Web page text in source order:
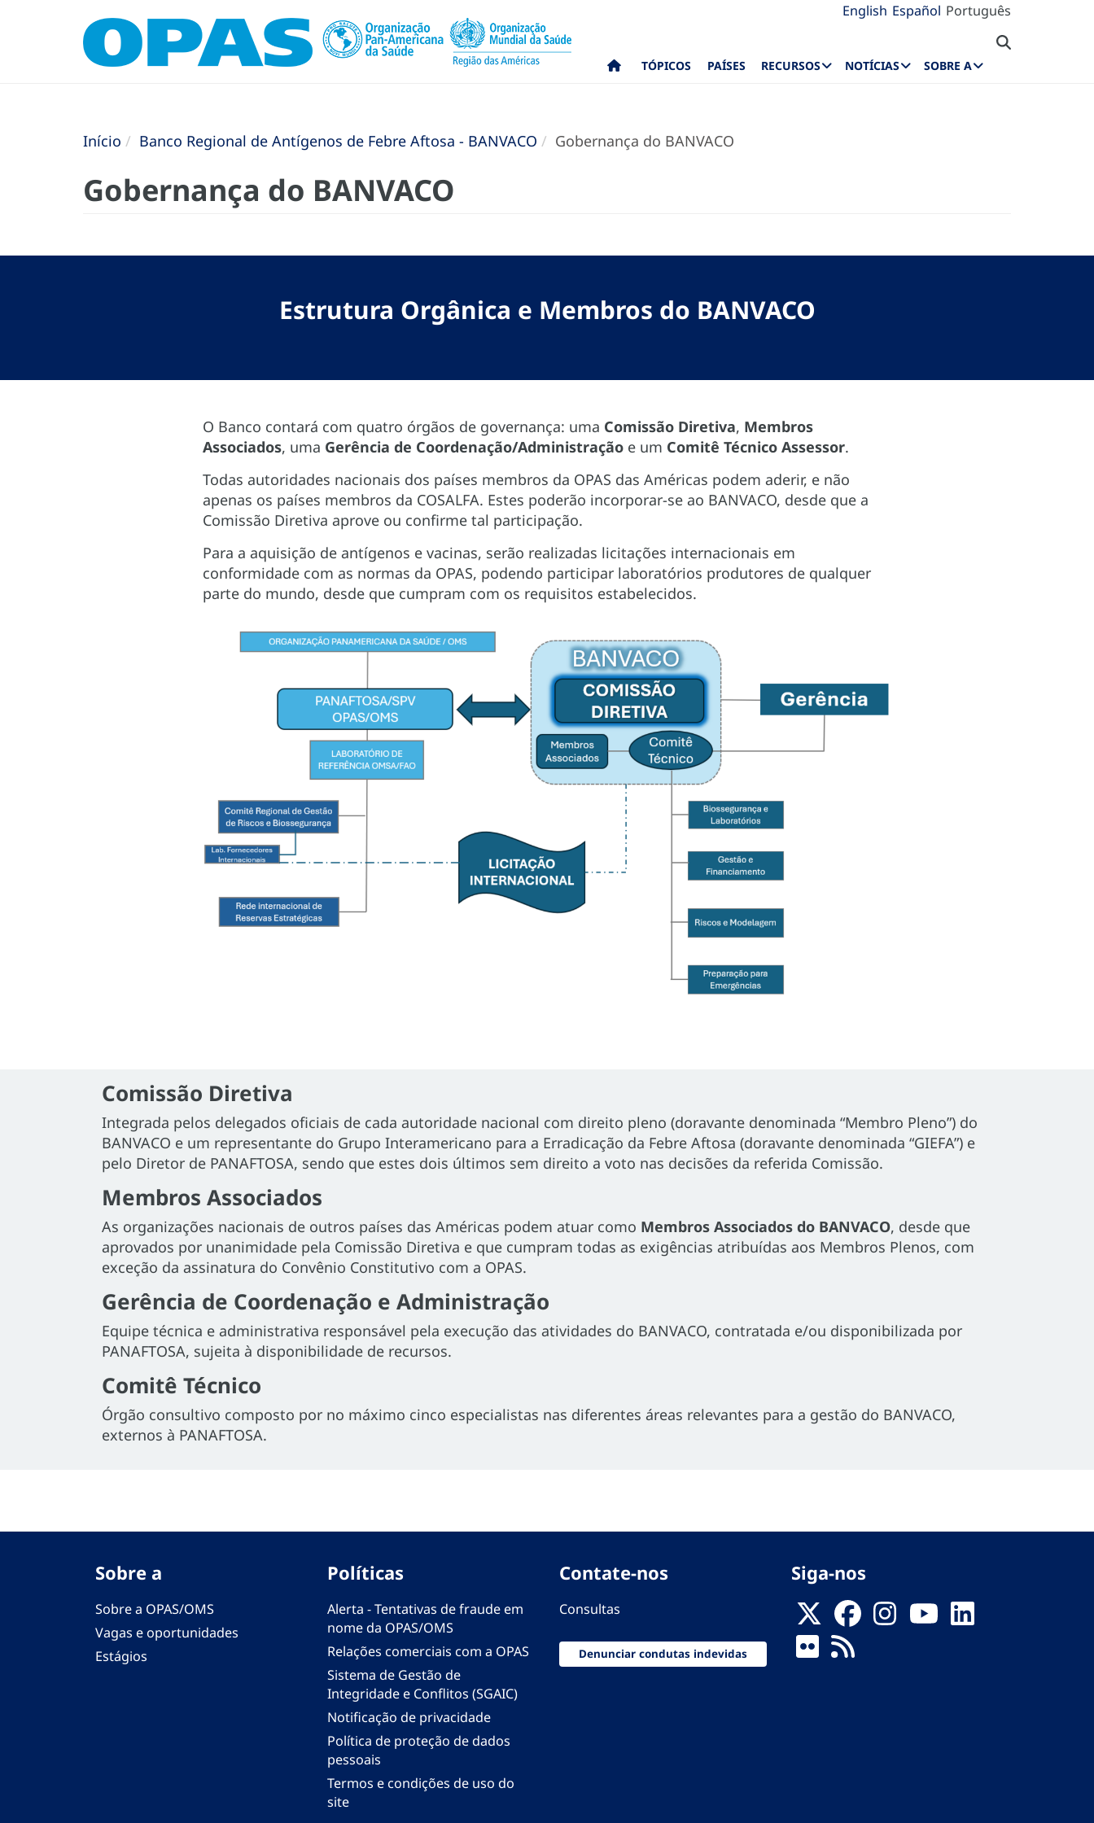
English Español Português
TÓPICOS PAÍSES RECURSOS NOTÍCIAS SOBRE A
Início Banco Regional de Antígenos de Febre Aftosa - BANVACO Gobernança do BANVACO
Gobernança do BANVACO
Estrutura Orgânica e Membros do BANVACO
O Banco contará com quatro órgãos de governança: uma Comissão Diretiva, Membros
Associados, uma Gerência de Coordenação/Administração e um Comitê Técnico Assessor.
Todas autoridades nacionais dos países membros da OPAS das Américas podem aderir, e não
apenas os países membros da COSALFA. Estes poderão incorporar-se ao BANVACO, desde que a
Comissão Diretiva aprove ou confirme tal participação.
Para a aquisição de antígenos e vacinas, serão realizadas licitações internacionais em
conformidade com as normas da OPAS, podendo participar laboratórios produtores de qualquer
parte do mundo, desde que cumpram com os requisitos estabelecidos.
Comissão Diretiva
Integrada pelos delegados oficiais de cada autoridade nacional com direito pleno (doravante denominada “Membro Pleno”) do
BANVACO e um representante do Grupo Interamericano para a Erradicação da Febre Aftosa (doravante denominada “GIEFA”) e
pelo Diretor de PANAFTOSA, sendo que estes dois últimos sem direito a voto nas decisões da referida Comissão.
Membros Associados
As organizações nacionais de outros países das Américas podem atuar como Membros Associados do BANVACO, desde que
aprovados por unanimidade pela Comissão Diretiva e que cumpram todas as exigências atribuídas aos Membros Plenos, com
exceção da assinatura do Convênio Constitutivo com a OPAS.
Gerência de Coordenação e Administração
Equipe técnica e administrativa responsável pela execução das atividades do BANVACO, contratada e/ou disponibilizada por
PANAFTOSA, sujeita à disponibilidade de recursos.
Comitê Técnico
Órgão consultivo composto por no máximo cinco especialistas nas diferentes áreas relevantes para a gestão do BANVACO,
externos à PANAFTOSA.
Sobre a
Sobre a OPAS/OMS
Vagas e oportunidades
Estágios
Políticas
Alerta - Tentativas de fraude em
nome da OPAS/OMS
Relações comerciais com a OPAS
Sistema de Gestão de
Integridade e Conflitos (SGAIC)
Notificação de privacidade
Política de proteção de dados
pessoais
Termos e condições de uso do
site
Contate-nos
Consultas
Denunciar condutas indevidas
Siga-nos